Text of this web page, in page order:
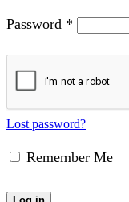
Password *
Lost password?
Remember Me